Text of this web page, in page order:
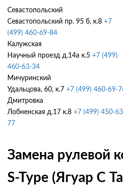
Севастопольский
Севастопольский пр. 95 б, к.8 +7
(499) 460-69-84
Калужская
Научный проезд д.14а к.5 +7 (499)
460-63-34
Мичуринский
Удальцова, 60, к.7 +7 (499) 460-69-
Дмитровка
Лобненская д.17 к.8 +7 (499) 450-
77
Замена рулевой
S-Type (Ягуар С